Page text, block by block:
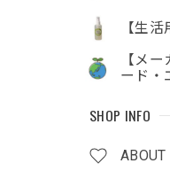
【生活
【メ
ード・
SHOP INFO
ABOUT